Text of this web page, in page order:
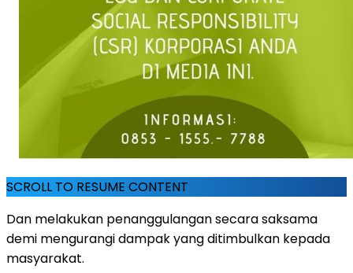
SCROLL TO RESUME CONTENT
Dan melakukan penanggulangan secara saksama
demi mengurangi dampak yang ditimbulkan kepada
masyarakat.